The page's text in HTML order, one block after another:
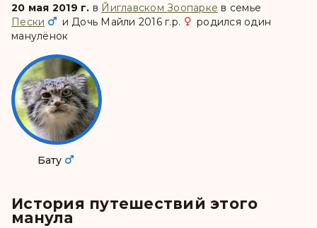
20 мая 2019 г. в Йиглавском Зоопарке в семье
Пески
и Дочь Майли 2016 г.р.
родился один
манулёнок
Бату
История путешествий этого
манула